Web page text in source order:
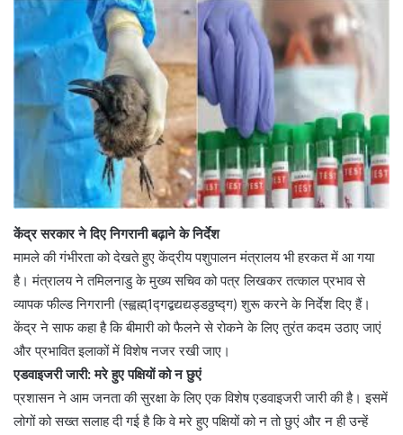
केंद्र सरकार ने दिए निगरानी बढ़ाने के निर्देश
मामले की गंभीरता को देखते हुए केंद्रीय पशुपालन मंत्रालय भी हरकत में आ गया
है। मंत्रालय ने तमिलनाडु के मुख्य सचिव को पत्र लिखकर तत्काल प्रभाव से
व्यापक फील्ड निगरानी (स्ह्वह्म्1द्गद्बद्यद्यड्डठ्ठष्द्ग) शुरू करने के निर्देश दिए हैं।
केंद्र ने साफ कहा है कि बीमारी को फैलने से रोकने के लिए तुरंत कदम उठाए जाएं
और प्रभावित इलाकों में विशेष नजर रखी जाए।
एडवाइजरी जारी: मरे हुए पक्षियों को न छुएं
प्रशासन ने आम जनता की सुरक्षा के लिए एक विशेष एडवाइजरी जारी की है। इसमें
लोगों को सख्त सलाह दी गई है कि वे मरे हुए पक्षियों को न तो छुएं और न ही उन्हें